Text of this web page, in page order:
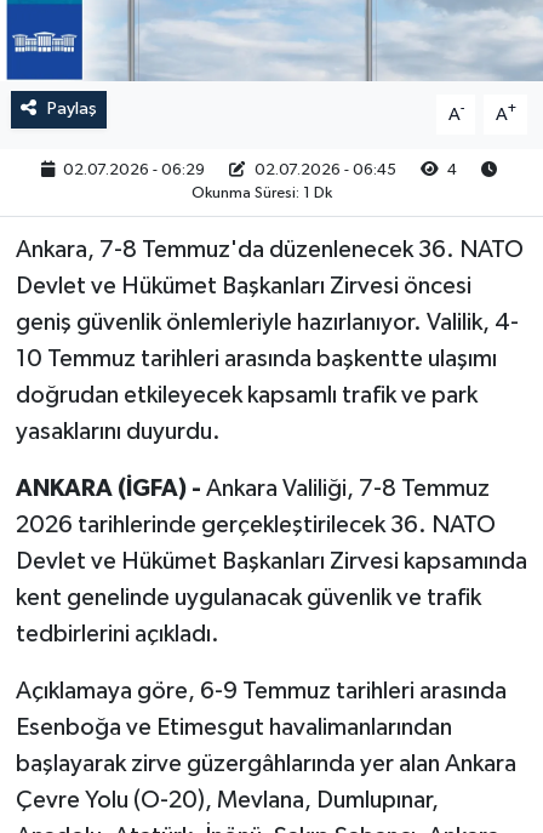
Paylaş A- A+
02.07.2026 - 06:29 02.07.2026 - 06:45
4
Okunma Süresi: 1 Dk
Ankara, 7-8 Temmuz'da düzenlenecek 36. NATO
Devlet ve Hükümet Başkanları Zirvesi öncesi
geniş güvenlik önlemleriyle hazırlanıyor. Valilik, 4-
10 Temmuz tarihleri arasında başkentte ulaşımı
doğrudan etkileyecek kapsamlı trafik ve park
yasaklarını duyurdu.
ANKARA (İGFA) - Ankara Valiliği, 7-8 Temmuz
2026 tarihlerinde gerçekleştirilecek 36. NATO
Devlet ve Hükümet Başkanları Zirvesi kapsamında
kent genelinde uygulanacak güvenlik ve trafik
tedbirlerini açıkladı.
Açıklamaya göre, 6-9 Temmuz tarihleri arasında
Esenboğa ve Etimesgut havalimanlarından
başlayarak zirve güzergâhlarında yer alan Ankara
Çevre Yolu (O-20), Mevlana, Dumlupınar,